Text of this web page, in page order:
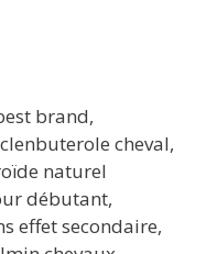
brand,
cheval,
naturel
débutant,
effet secondaire,